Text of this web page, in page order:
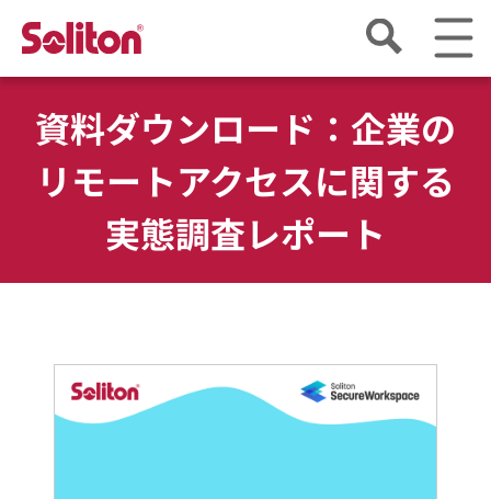
資料ダウンロード：企業の
リモートアクセスに関する
実態調査レポート